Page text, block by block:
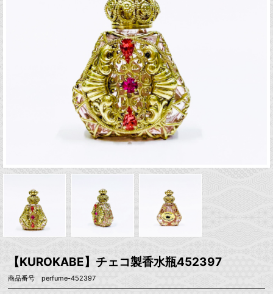
【KUROKABE】チェコ製香水瓶452397
商品番号 perfume-452397